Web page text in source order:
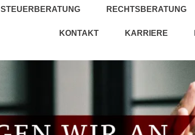
STEUERBERATUNG RECHTSBERATUNG
KONTAKT KARRIERE